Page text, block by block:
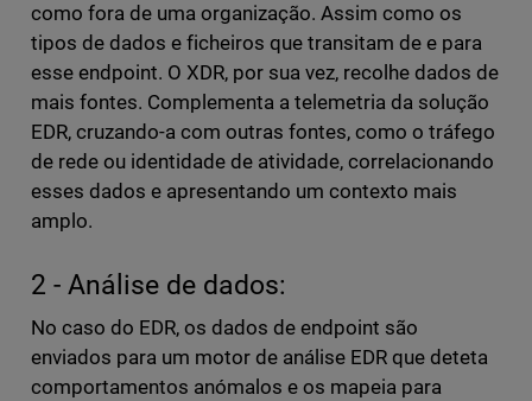
como fora de uma organização. Assim como os
tipos de dados e ficheiros que transitam de e para
esse endpoint. O XDR, por sua vez, recolhe dados de
mais fontes. Complementa a telemetria da solução
EDR, cruzando-a com outras fontes, como o tráfego
de rede ou identidade de atividade, correlacionando
esses dados e apresentando um contexto mais
amplo.
2 - Análise de dados:
No caso do EDR, os dados de endpoint são
enviados para um motor de análise EDR que deteta
comportamentos anómalos e os mapeia para